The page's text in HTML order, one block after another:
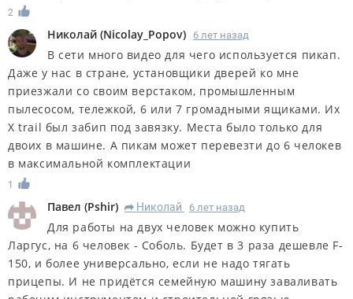
2
Николай (Nicolay_Popov) 6 лет назад
В сети много видео для чего используется пикап.
Даже у нас в стране, установщики дверей ко мне
приезжали со своим верстаком, промышленным
пылесосом, тележкой, 6 или 7 громадными ящиками. Их
X trail был забип под завязку. Места было только для
двоих в машине. А пикам может перевезти до 6 челокев
в максимальной комплектации
1
Павел (Pshir) R Николай 6 лет назад
Для работы на двух человек можно купить
Ларгус, на 6 человек - Соболь. Будет в 3 раза дешевле F-
150, и более универсально, если не надо тягать
прицепы. И не придётся семейную машину заваливать